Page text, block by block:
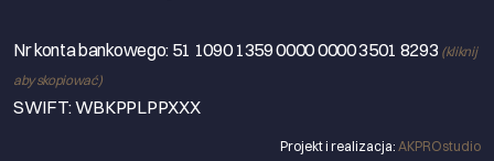
Nr konta bankowego: 51 1090 1359 0000 0000 3501 8293 (kliknij
aby skopiować)
SWIFT: WBKPPLPPXXX
Projekt i realizacja: AKPROstudio